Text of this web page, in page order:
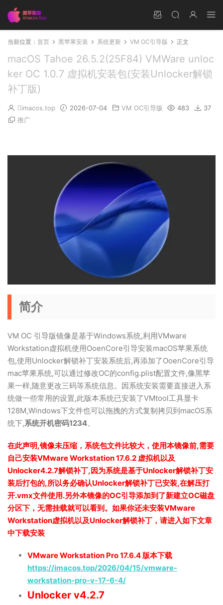
当前位置： 首页 黑苹果安装 系统更新 VM OC引导版 正文
macOS Tahoe 26.5.2(25F84) VMWare unloc
ker OC 1.0.7 虚拟机安装包(安装Unlocker解锁
补丁版)
imacos.top 2026-07-04 VM OC引导版 483
37
推广
简介
VM OC 引导版镜像是基于Windows系统,利用VMware
Workstation虚拟机使用OoenCore引导安装macOS苹果系统
包,使用Unlocker解锁补丁安装系统后,再添加了OoenCore引导
mac苹果系统,可以通过修改OC的config.plist配置文件,像黑苹
果一样,随意更改三码等系统信息。因系统安装需要直接进入系
统做一些常用的设置,此版本系统已安装了VMtool工具显卡
128M,Windows下文件也可以拖拽的方式复制拷贝到macOS系
统下,系统开机密码1234。
在此声明,镜像未压缩，系统包文件比较大，使用本镜像前,需要
自己安装VMware Workstation 17.6.2 虚拟机以及
Unlocker4.2.7解锁补丁,因为系统是基于Unlocker解锁补丁安
装后打包的,所以务必确认Unlocker解锁补丁已安装,在解压打
开.vmx文件使用.另外本镜像的OC引导添加到了新建立OC磁盘
分区下，无需挂载就可以看到。如果你还未安装VMware
Workstation虚拟机以及Unlocker解锁补丁，请进入如下文章
中下载安装
VMware Workstation Pro 17.6.4 版本下载
https://imacos.top/2026/04/15/vmware-
workstation-pro-v-17-6-4/
Unlocker v4.2.7